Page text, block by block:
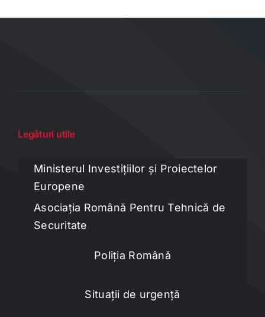
Legături utile
Ministerul Investițiilor și Proiectelor
Europene
Asociația Română Pentru Tehnică de
Securitate
Poliția Română
Situații de urgență